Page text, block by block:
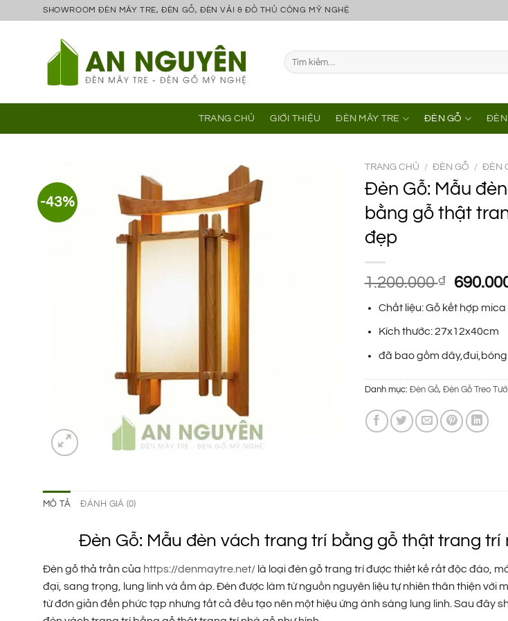
SHOWROOM ĐÈN MÂY TRE, ĐÈN GỖ, ĐÈN VẢI & ĐỒ THỦ CÔNG MỸ NGHỆ
Tìm
kiếm:
TRANG CHỦ GIỚI THIỆU ĐÈN MÂY TRE ĐÈN GỖ ĐÈN
-43%
TRANG CHỦ / ĐÈN GỖ / ĐÈN
Đèn Gỗ: Mẫu
bằng gỗ thật
đẹp
1.200.000₫
Giá
là:
Chất liệu: Gỗ kết hợp mica
Kích thước: 27x12x40cm
đã bao gồm
Danh mục: Đèn Gỗ, Đèn Gỗ Treo
MÔ TẢ ĐÁNH GIÁ (0)
Đèn Gỗ: Mẫu đèn vách trang trí bằng gỗ thật trang trí
Đèn gỗ thả trần của https://denmaytre.net/ là loại đèn gỗ trang trí được thiết kế rất độc đáo,
đại, sang trọng, lung linh và ấm áp. Đèn được làm từ nguồn nguyên liệu tự nhiên thân thiện với
từ đơn giản đến phức tạp nhưng tất cả đều tạo nên một hiệu ứng ánh sáng lung linh. Sau đây